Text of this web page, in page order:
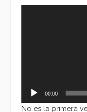
00:00
No es la primera